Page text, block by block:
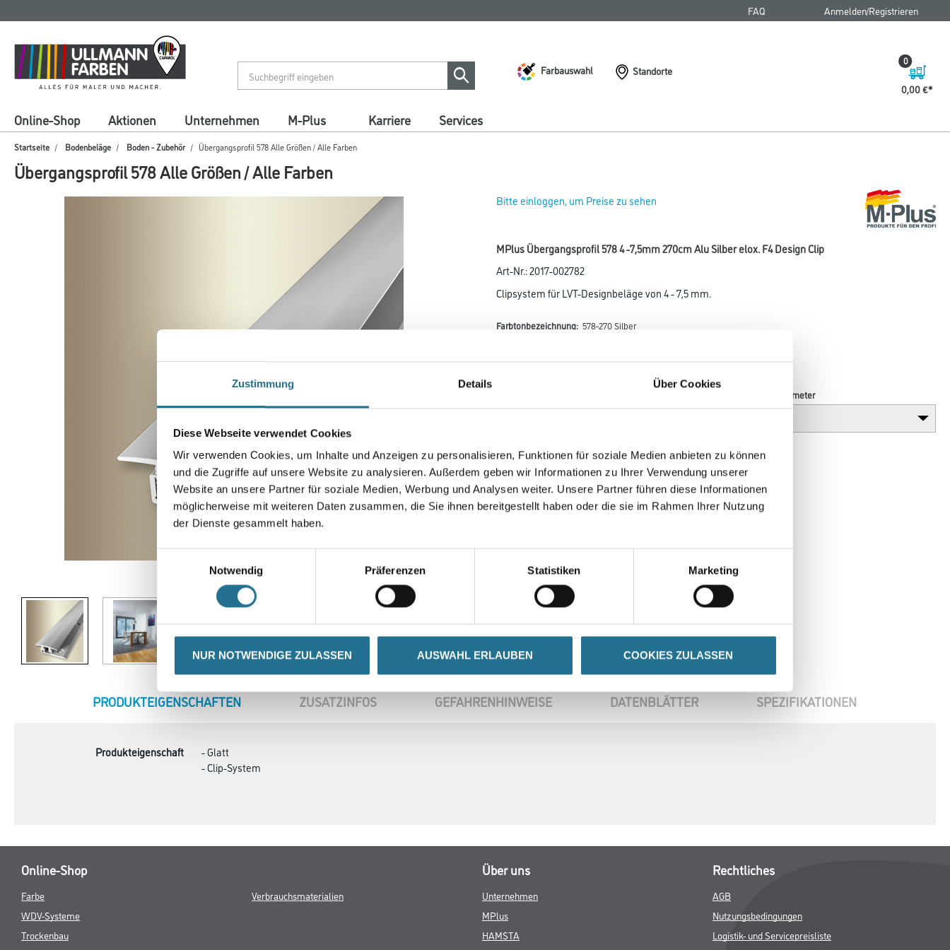
Zustimmung Details Über Cookies
Diese Webseite verwendet Cookies
Wir verwenden Cookies, um Inhalte und Anzeigen zu personalisieren, Funktionen für soziale Medien anbieten zu können
und die Zugriffe auf unsere Website zu analysieren. Außerdem geben wir Informationen zu Ihrer Verwendung unserer
Website an unsere Partner für soziale Medien, Werbung und Analysen weiter. Unsere Partner führen diese Informationen
möglicherweise mit weiteren Daten zusammen, die Sie ihnen bereitgestellt haben oder die sie im Rahmen Ihrer Nutzung
der Dienste gesammelt haben.
Notwendig
Präferenzen Statistiken Marketing
NUR NOTWENDIGE ZULASSEN AUSWAHL ERLAUBEN COOKIES ZULASSEN
springen
springen
FAQ Anmelden/Registrieren
Farbauswahl
Standorte
0,00 €
0
Online-Shop Aktionen Unternehmen M-Plus Karriere Services
Startseite Bodenbeläge Boden - Zubehör Übergangsprofil 578 Alle Größen / Alle Farben
Übergangsprofil 578 Alle Größen / Alle Farben
Abbildung ähnlich
Bitte einloggen, um Preise zu sehen
MPlus Übergangsprofil 578 4 -7,5mm 270cm Alu Silber elox. F4 Design Clip
Art-Nr.:2017-002782
Clipsystem für LVT-Designbeläge von 4 - 7,5 mm.
Farbtonbezeichnung: 578-270 Silber
Breite in centimeter
Gebinde
CURRENT
PRODUKTEIGENSCHAFTEN ZUSATZINFOS GEFAHRENHINWEISE DATENBLÄTTER SPEZIFIKATIONEN
Produkteigenschaft
- Glatt
- Clip-System
Online-Shop
Farbe
WDV-Systeme
Trockenbau
Verbrauchsmaterialien
Über uns
Unternehmen
MPlus
HAMSTA
Rechtliches
AGB
Nutzungsbedingungen
Logistik- und Servicepreisliste